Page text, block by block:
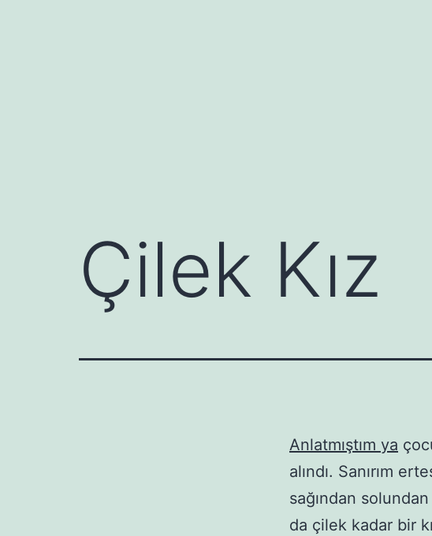
Çilek Kız
Anlatmıştım ya
alındı. Sanırım
sağından
da çilek kadar bir